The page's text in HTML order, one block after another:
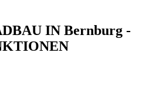
IN Bernburg -